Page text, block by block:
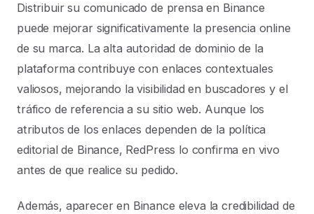
Distribuir su comunicado de prensa en Binance
puede mejorar significativamente la presencia online
de su marca. La alta autoridad de dominio de la
plataforma contribuye con enlaces contextuales
valiosos, mejorando la visibilidad en buscadores y el
tráfico de referencia a su sitio web. Aunque los
atributos de los enlaces dependen de la política
editorial de Binance, RedPress lo confirma en vivo
antes de que realice su pedido.
Además, aparecer en Binance eleva la credibilidad de